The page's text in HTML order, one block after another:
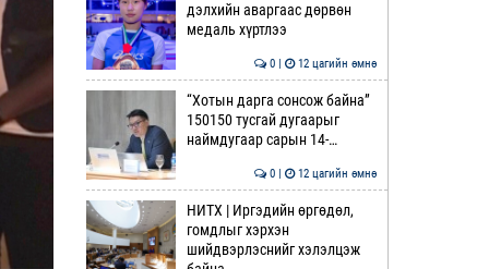
дэлхийн аваргаас дөрвөн
медаль хүртлээ
0 | 12 цагийн өмнө
“Хотын дарга сонсож байна”
150150 тусгай дугаарыг
наймдугаар сарын 14-…
0 | 12 цагийн өмнө
НИТХ | Иргэдийн өргөдөл,
гомдлыг хэрхэн
шийдвэрлэснийг хэлэлцэж